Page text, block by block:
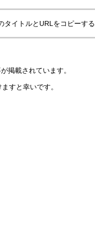
タイトルとURLをコピーする
掲載されています。
すと幸いです。